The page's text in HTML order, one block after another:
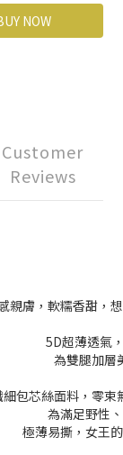
NOW
Customer
Reviews
親膚，軟糯香甜，
5D超薄透氣
為雙腿加層
細包芯絲面料，零束
為滿足野性
極薄易撕，女王